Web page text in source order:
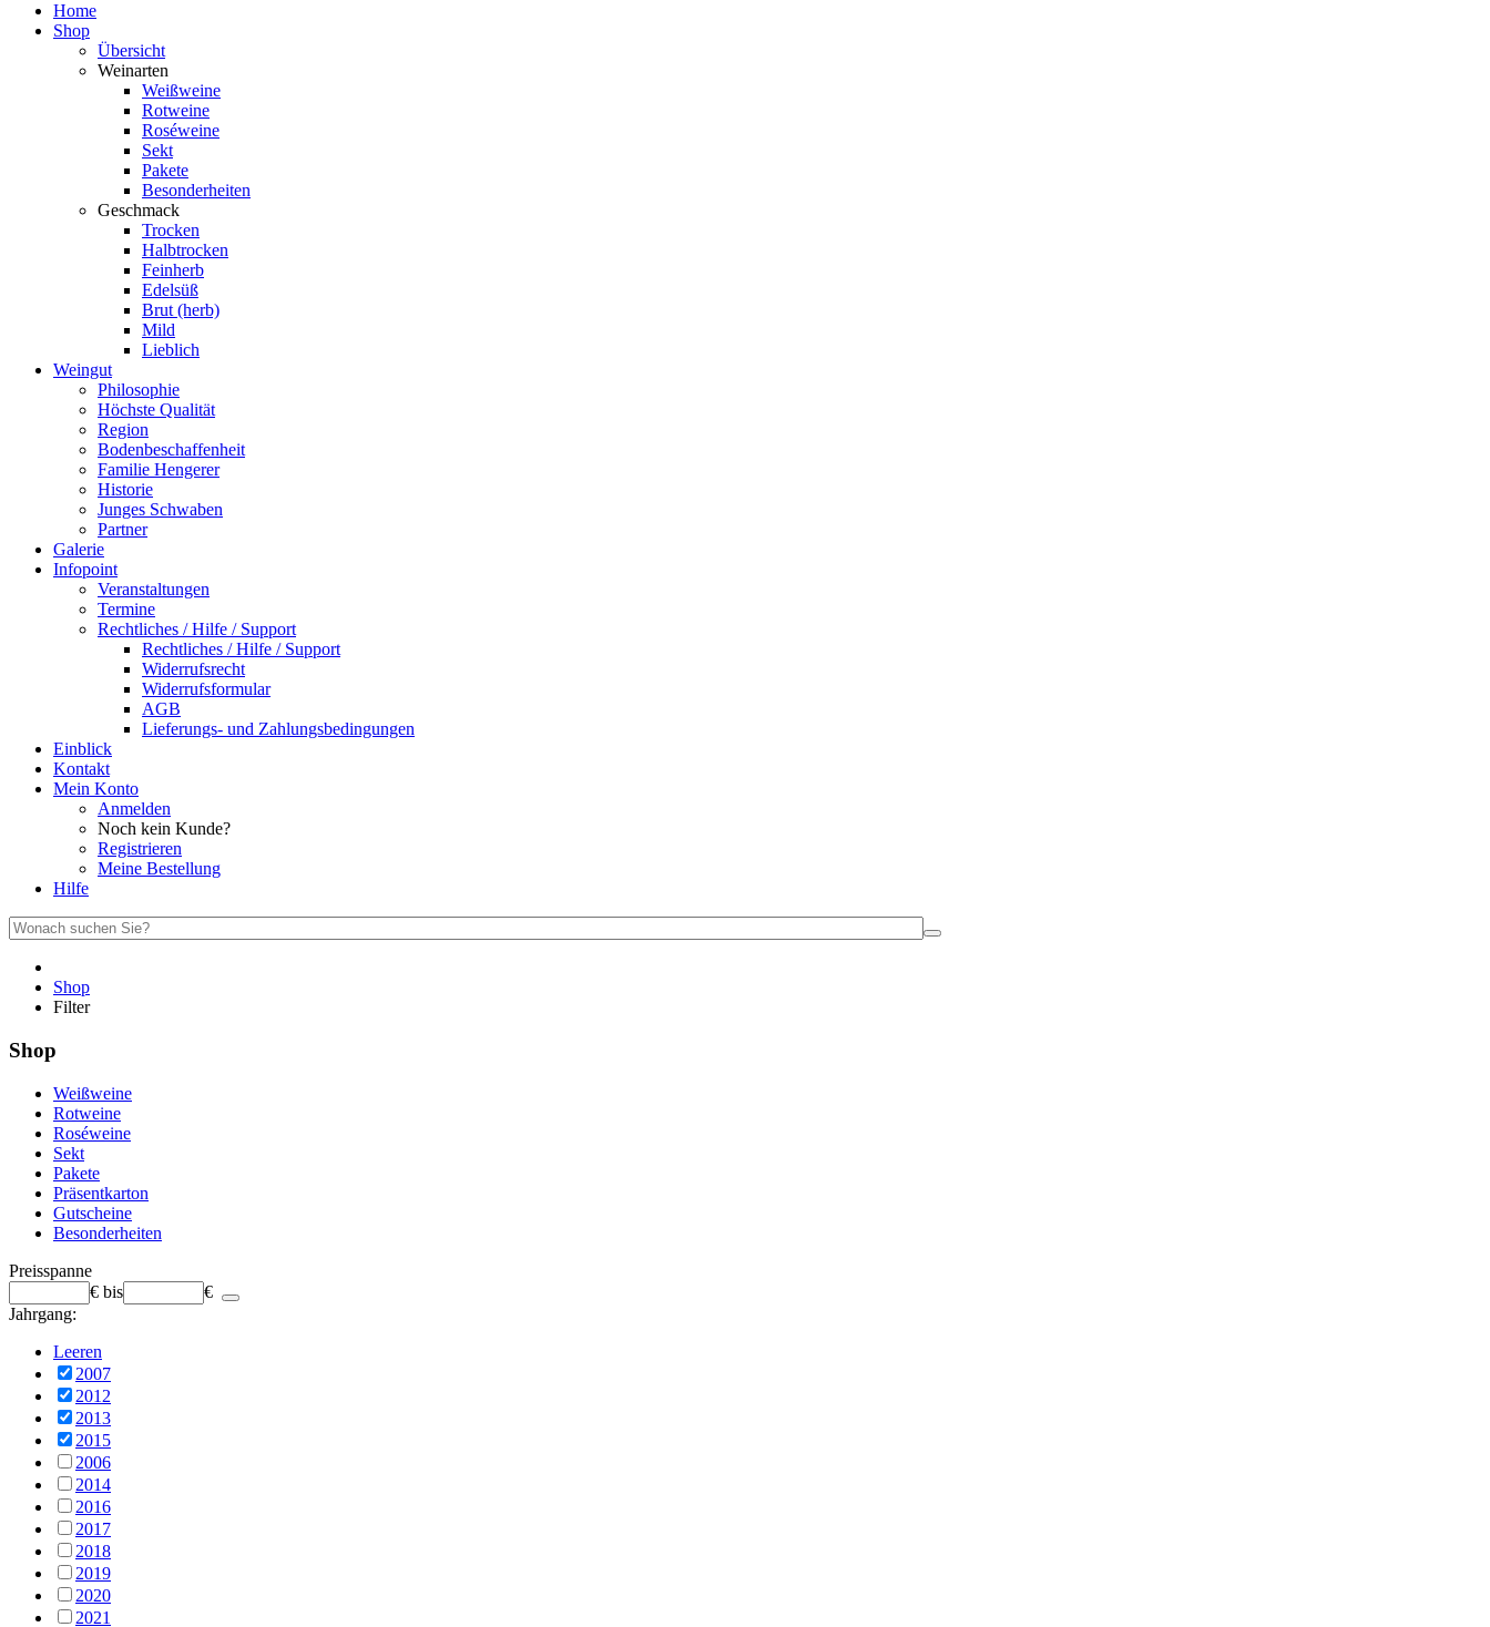
Home
Shop
Übersicht
Weinarten
Weißweine
Rotweine
Roséweine
Sekt
Pakete
Besonderheiten
Geschmack
Trocken
Halbtrocken
Feinherb
Edelsüß
Brut (herb)
Mild
Lieblich
Weingut
Philosophie
Höchste Qualität
Region
Bodenbeschaffenheit
Familie Hengerer
Historie
Junges Schwaben
Partner
Galerie
Infopoint
Veranstaltungen
Termine
Rechtliches / Hilfe / Support
Rechtliches / Hilfe / Support
Widerrufsrecht
Widerrufsformular
AGB
Lieferungs- und Zahlungsbedingungen
Einblick
Kontakt
Mein Konto
Anmelden
Noch kein Kunde?
Registrieren
Meine Bestellung
Hilfe
Shop
Filter
Shop
Weißweine
Rotweine
Roséweine
Sekt
Pakete
Präsentkarton
Gutscheine
Besonderheiten
Preisspanne
€ bis
€
Jahrgang:
Leeren
2007
2012
2013
2015
2006
2014
2016
2017
2018
2019
2020
2021